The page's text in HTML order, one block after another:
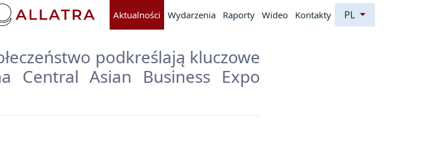
Aktualności Wydarzenia Raporty Wideo Kontakty PL
podkreślają kluczowe
Central Asian Business Expo